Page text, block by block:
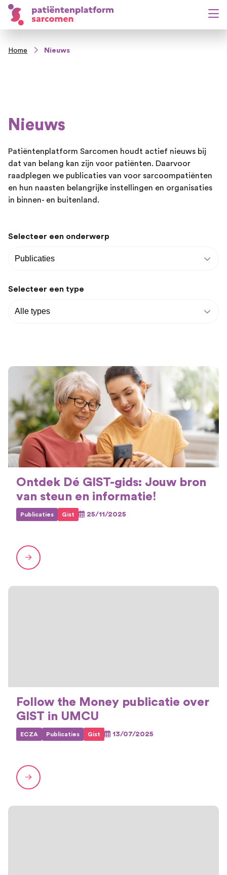
Home Nieuws
Nieuws
Patiëntenplatform Sarcomen houdt actief nieuws bij
dat van belang kan zijn voor patiënten. Daarvoor
raadplegen we publicaties van voor sarcoompatiënten
en hun naasten belangrijke instellingen en organisaties
in binnen- en buitenland.
Selecteer een onderwerp
Selecteer een type
Ontdek Dé GIST-gids: Jouw bron
van steun en informatie!
Publicaties Gist 25/11/2025
Follow the Money publicatie over
GIST in UMCU
ECZA Publicaties Gist 13/07/2025